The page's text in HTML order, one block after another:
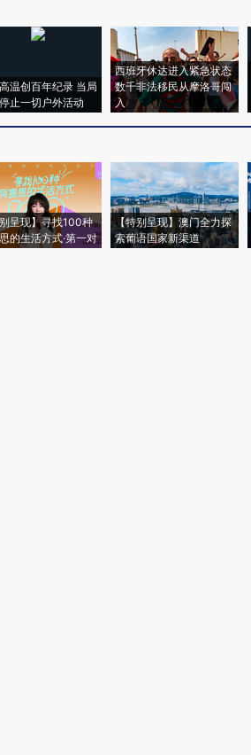
温创百年纪录 当局
止一切户外活动
西班牙休达进入紧急状态
数千非法移民从摩洛哥闯
入
别呈现】寻找100种
的生活方式·第一对
【特别呈现】澳门全力探
索葡语国家新渠道